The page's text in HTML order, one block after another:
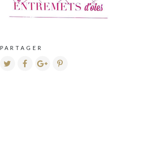
PARTAGER